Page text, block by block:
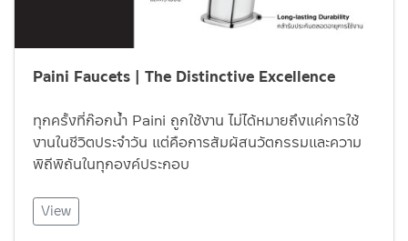
Paini Faucets | The Distinctive Excellence
ทุกครั้งที่ก๊อกน้ำ Paini ถูกใช้งาน ไม่ได้หมายถึงแค่การใช้
งานในชีวิตประจำวัน แต่คือการสัมผัสนวัตกรรมและความ
พิถีพิถันในทุกองค์ประกอบ
View